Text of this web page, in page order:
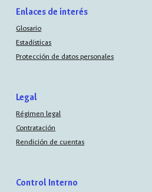
Enlaces de interés
Glosario
Estadísticas
Protección de datos personales
Legal
Régimen legal
Contratación
Rendición de cuentas
Control Interno